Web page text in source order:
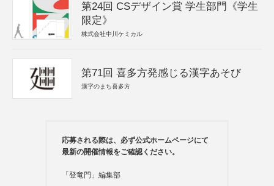
第24回 CSデザイン賞 学生部門《学生
限定》
株式会社中川ケミカル
第71回 喜多方発感じる漢字あそび
漢字のまち喜多方
応募される際は、必ず公式ホームページにて
最新の開催情報をご確認ください。
「登竜門」編集部